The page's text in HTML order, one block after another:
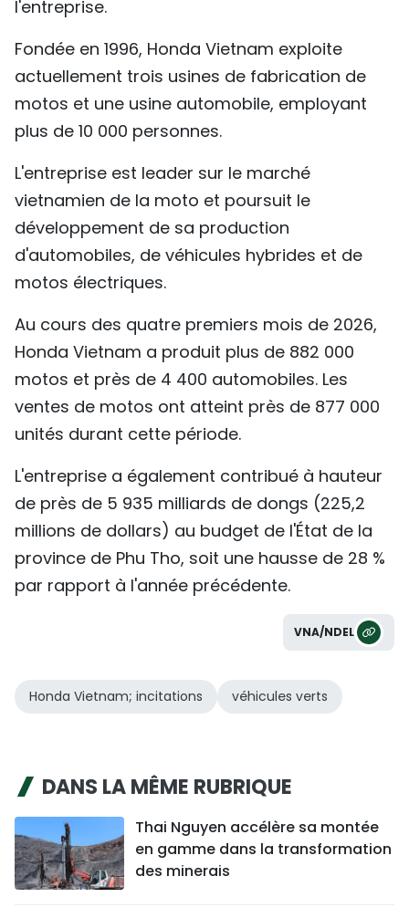
l'entreprise.
Fondée en 1996, Honda Vietnam exploite
actuellement trois usines de fabrication de
motos et une usine automobile, employant
plus de 10 000 personnes.
L'entreprise est leader sur le marché
vietnamien de la moto et poursuit le
développement de sa production
d'automobiles, de véhicules hybrides et de
motos électriques.
Au cours des quatre premiers mois de 2026,
Honda Vietnam a produit plus de 882 000
motos et près de 4 400 automobiles. Les
ventes de motos ont atteint près de 877 000
unités durant cette période.
L'entreprise a également contribué à hauteur
de près de 5 935 milliards de dongs (225,2
millions de dollars) au budget de l'État de la
province de Phu Tho, soit une hausse de 28 %
par rapport à l'année précédente.
VNA/NDEL
Honda Vietnam; incitations véhicules verts
DANS LA MÊME RUBRIQUE
Thai Nguyen accélère sa montée
en gamme dans la transformation
des minerais